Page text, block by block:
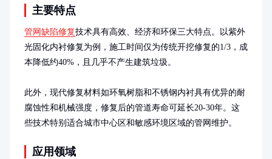
主要特点
管网缺陷修复技术具有高效、经济和环保三大特点。以紫外
光固化内衬修复为例，施工时间仅为传统开挖修复的1/3，成
本降低约40%，且几乎不产生建筑垃圾。
此外，现代修复材料如环氧树脂和不锈钢内衬具有优异的耐
腐蚀性和机械强度，修复后的管道寿命可延长20-30年。这
些技术特别适合城市中心区和敏感环境区域的管网维护。
应用领域